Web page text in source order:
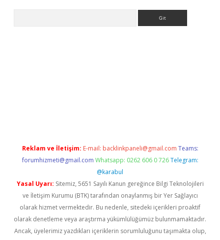
Reklam ve İletişim: E-mail: backlinkpaneli@gmail.com Teams:
forumhizmeti@gmail.com Whatsapp: 0262 606 0 726 Telegram:
@karabul
Yasal Uyarı: Sitemiz, 5651 Sayılı Kanun gereğince Bilgi Teknolojileri
ve İletişim Kurumu (BTK) tarafından onaylanmış bir Yer Sağlayıcı
olarak hizmet vermektedir. Bu nedenle, sitedeki içerikleri proaktif
olarak denetleme veya araştırma yükümlülüğümüz bulunmamaktadır.
Ancak, üyelerimiz yazdıkları içeriklerin sorumluluğunu taşımakta olup,